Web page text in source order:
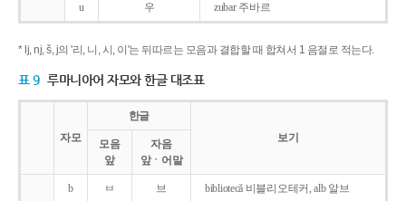
u 우 zubar 주바르
* lj, nj, š, j의 '리, 니, 시, 이'는 뒤따르는 모음과 결합할 때 합쳐서 1 음절로 적는다.
표 9 루마니아어 자모와 한글 대조표
자모
한글
보기
모음
앞
자음
앞ㆍ어말
b ㅂ 브 bibliotecǎ 비블리오테커, alb 알브